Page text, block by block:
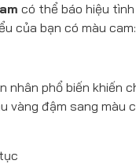
có thể báo hiệu
của bạn có màu cam:
nhân phổ biến khiến
vàng đậm sang màu